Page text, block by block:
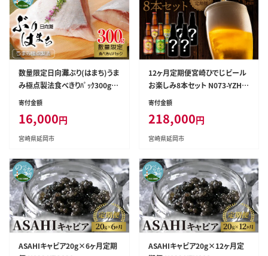
数量限定日向灘ぶり(はまち)うま
み極点製法食べきりﾊﾟｯｸ300g N
124-YZA3304
寄付金額
16,000円
宮崎県延岡市
12ヶ月定期便宮崎ひでじビール
お楽しみ8本セット N073-YZH0
35
寄付金額
218,000円
宮崎県延岡市
ASAHIキャビア20g×6ヶ月定期
ASAHIキャビア20g×12ヶ月定